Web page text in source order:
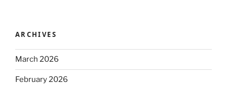
ARCHIVES
March 2026
February 2026